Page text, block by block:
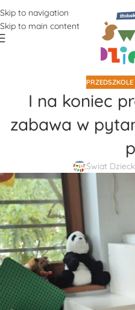
Skip to navigation
Skip to main content
I na koniec
zabawa w
Świat